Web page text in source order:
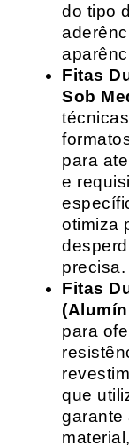
do tipo
Fitas
Sob
para
e
otimiza
precisa.
Fitas
para
que
garante